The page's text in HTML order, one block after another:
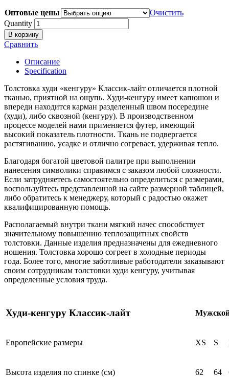
Оптовые цены
Очистить
Quantity
В корзину
Сравнить
Описание
Specification
Толстовка худи «кенгуру» Классик-лайт отличается плотной
тканью, приятной на ощупь. Худи-кенгуру имеет капюшон и
впереди находится карман разделенный швом посередине
(худи), либо сквозной (кенгуру). В производственном
процессе моделей нами применяется футер, имеющий
высокий показатель плотности. Ткань не подвергается
растягиванию, усадке и отлично согревает, удерживая тепло.
Благодаря богатой цветовой палитре при выполнении
нанесения символики справимся с заказом любой сложности.
Если затрудняетесь самостоятельно определиться с размерами,
воспользуйтесь представленной на сайте размерной таблицей,
либо обратитесь к менеджеру, который с радостью окажет
квалифицированную помощь.
Располагаемый внутри ткани мягкий начес способствует
значительному повышению теплозащитных свойств
толстовки. Данные изделия предназначены для ежедневного
ношения. Толстовка хорошо согреет в холодные периоды
года. Более того, многие заботливые работодатели заказывают
своим сотрудникам толстовки худи кенгуру, учитывая
определенные условия труда.
Худи-кенгуру Классик-лайт
Европейские размеры XS S
Высота изделия по спинке (см) 62 64